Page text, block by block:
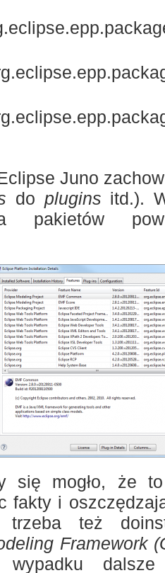
Juno
do plugins itd.).
pakietów
się mogło, że
fakty i
trzeba też
Framework
wypadku